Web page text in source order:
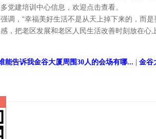
党建培训中心信息，欢迎点击查看。
调，“幸福美好生活不是从天上掉下来的，而
，把老区发展和老区人民生活改善时刻放在心
能告诉我金谷大厦周围30人的会场有哪... 金谷